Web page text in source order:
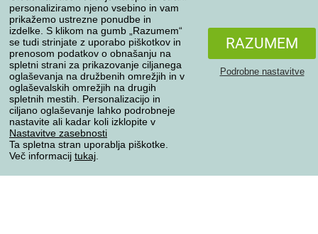
personaliziramo njeno vsebino in vam
prikažemo ustrezne ponudbe in
izdelke. S klikom na gumb „Razumem“
se tudi strinjate z uporabo piškotkov in
prenosom podatkov o obnašanju na
spletni strani za prikazovanje ciljanega
oglaševanja na družbenih omrežjih in v
oglaševalskih omrežjih na drugih
spletnih mestih. Personalizacijo in
ciljano oglaševanje lahko podrobneje
nastavite ali kadar koli izklopite v
Nastavitve zasebnosti
Ta spletna stran uporablja piškotke.
Več informacij tukaj
RAZUMEM
Podrobne nastavitve
Pravila obdelave ocen
Načini prevoza
Načini plačila
Zanesljiva trgovina